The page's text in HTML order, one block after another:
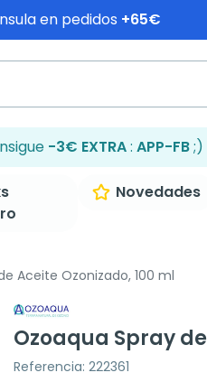
en pedidos +65€
-3€ EXTRA: APP-FB;)
Novedades
Aceite Ozonizado, 100 ml
Ozoaqua Spray
Referencia: 222361